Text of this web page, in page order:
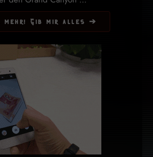
Gib mir alles ➔